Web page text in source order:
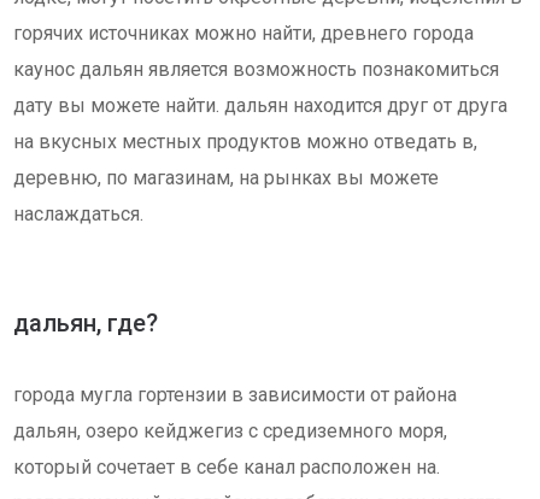
горячих источниках можно найти, древнего города
каунос дальян является возможность познакомиться
дату вы можете найти. дальян находится друг от друга
на вкусных местных продуктов можно отведать в,
деревню, по магазинам, на рынках вы можете
наслаждаться.
дальян, где?
города мугла гортензии в зависимости от района
дальян, озеро кейджегиз с средиземного моря,
который сочетает в себе канал расположен на.